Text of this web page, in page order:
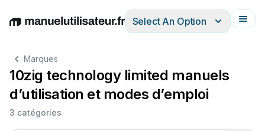
EnglishDeutschEspañolItalianoFrançais
Select An Option
Marques
10zig technology limited manuels
d’utilisation et modes d’emploi
3 catégories